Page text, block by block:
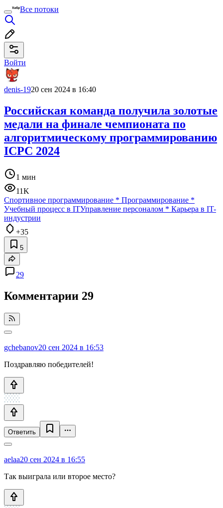
Все потоки
Войти
denis-1920 сен 2024 в 16:40
Российская команда получила золотые
медали на финале чемпионата по
алгоритмическому программированию
ICPC 2024
1 мин
11K
Спортивное программирование * Программирование *
Учебный процесс в ITУправление персоналом * Карьера в IT-
индустрии
+35
5
29
Комментарии 29
gchebanov20 сен 2024 в 16:53
Поздравляю победителей!
Ответить
aelaa20 сен 2024 в 16:55
Так выиграла или второе место?